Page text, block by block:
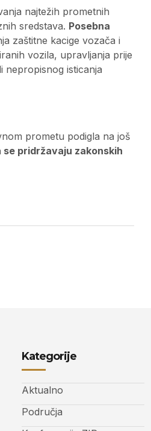
najtežih prometnih
sredstava. Posebna
zaštitne kacige vozača i
vozila, upravljanja prije
nepropisnog isticanja
prometu podigla na još
pridržavaju zakonskih
Kategorije
Aktualno
Područja